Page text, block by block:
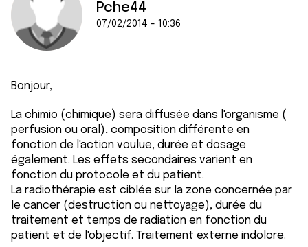
Pche44
07/02/2014 - 10:36
Bonjour,
La chimio (chimique) sera diffusée dans l'organisme (
perfusion ou oral), composition différente en
fonction de l'action voulue, durée et dosage
également. Les effets secondaires varient en
fonction du protocole et du patient.
La radiothérapie est ciblée sur la zone concernée par
le cancer (destruction ou nettoyage), durée du
traitement et temps de radiation en fonction du
patient et de l'objectif. Traitement externe indolore.